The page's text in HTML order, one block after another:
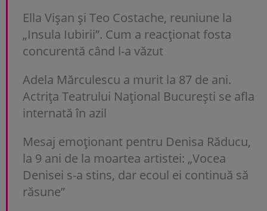
Ella Vișan și Teo Costache, reuniune la
„Insula Iubirii”. Cum a reacționat fosta
concurentă când l-a văzut
Adela Mărculescu a murit la 87 de ani.
Actrița Teatrului Național București se afla
internată în azil
Mesaj emoționant pentru Denisa Răducu,
la 9 ani de la moartea artistei: „Vocea
Denisei s-a stins, dar ecoul ei continuă să
răsune”